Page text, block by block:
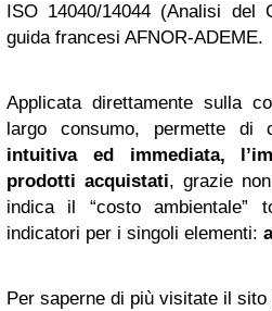
ISO 14040/14044 (Analisi
guida francesi AFNOR-ADEME.
Applicata direttamente sulla
largo consumo, permette di
intuitiva ed immediata,
prodotti acquistati, grazie
indica il “costo ambientale”
indicatori per i singoli elementi:
Per saperne di più visitate il sito